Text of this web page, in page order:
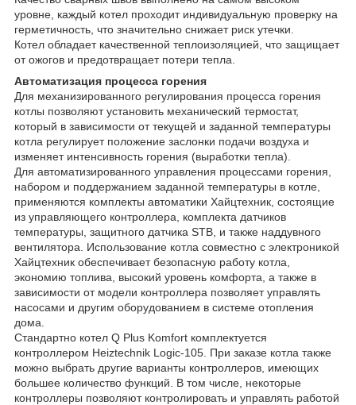
уровне, каждый котел проходит индивидуальную проверку на
герметичность, что значительно снижает риск утечки.
Котел обладает качественной теплоизоляцией, что защищает
от ожогов и предотвращает потери тепла.
Автоматизация процесса горения
Для механизированного регулирования процесса горения
котлы позволяют установить механический термостат,
который в зависимости от текущей и заданной температуры
котла регулирует положение заслонки подачи воздуха и
изменяет интенсивность горения (выработки тепла).
Для автоматизированного управления процессами горения,
набором и поддержанием заданной температуры в котле,
применяются комплекты автоматики Хайцтехник, состоящие
из управляющего контроллера, комплекта датчиков
температуры, защитного датчика STB, и также наддувного
вентилятора. Использование котла совместно с электроникой
Хайцтехник обеспечивает безопасную работу котла,
экономию топлива, высокий уровень комфорта, а также в
зависимости от модели контроллера позволяет управлять
насосами и другим оборудованием в системе отопления
дома.
Стандартно котел Q Plus Komfort комплектуется
контроллером Heiztechnik Logic-105. При заказе котла также
можно выбрать другие варианты контроллеров, имеющих
большее количество функций. В том числе, некоторые
контроллеры позволяют контролировать и управлять работой